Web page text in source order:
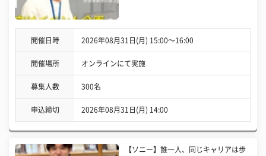
開催日時 2026年08月31日(月) 15:00〜16:00
開催場所 オンラインにて実施
募集人数 300名
申込締切 2026年08月31日(月) 14:00
【ソニー】誰一人、同じキャリアは歩